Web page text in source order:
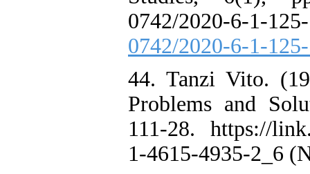
0742/2020-6-
0742/2020-6-1-
44. Tanzi Vito.
Problems and
111-28. https://
1-4615-4935-2_6